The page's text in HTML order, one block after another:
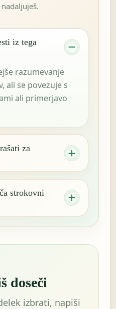
iz tega
razumevanje
ali se povezuje s
ali primerjavo
za
strokovni
doseči
izbrati, napiši